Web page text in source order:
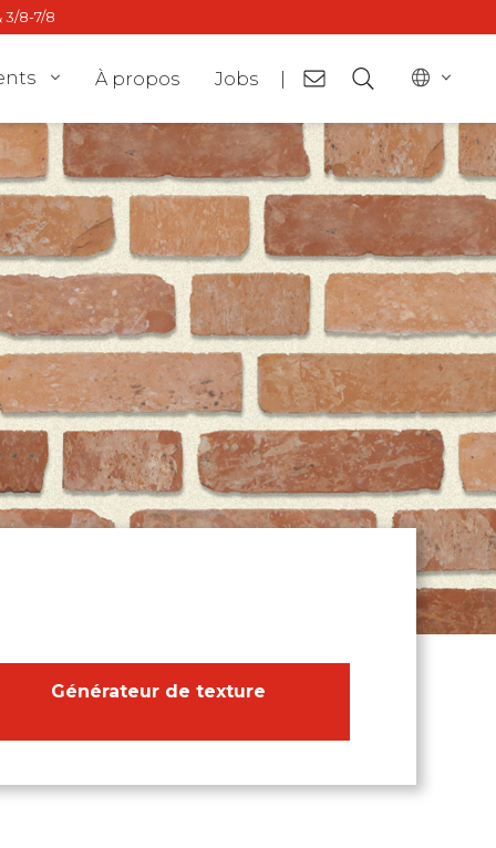
3/8-7/8
À propos Jobs
BE - nl
Générateur de texture